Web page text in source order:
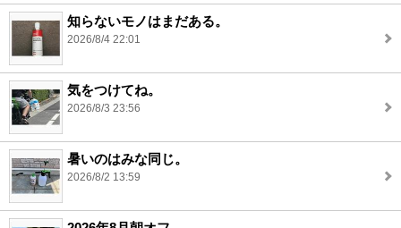
知らないモノはまだある。
2026/8/4 22:01
気をつけてね。
2026/8/3 23:56
暑いのはみな同じ。
2026/8/2 13:59